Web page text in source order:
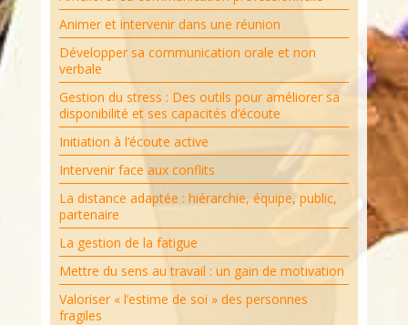
Animer et intervenir dans une réunion
Développer sa communication orale et non
verbale
Gestion du stress : Des outils pour améliorer sa
disponibilité et ses capacités d’écoute
Initiation à l’écoute active
Intervenir face aux conflits
La distance adaptée : hiérarchie, équipe, public,
partenaire
La gestion de la fatigue
Mettre du sens au travail : un gain de motivation
Valoriser « l’estime de soi » des personnes
fragiles